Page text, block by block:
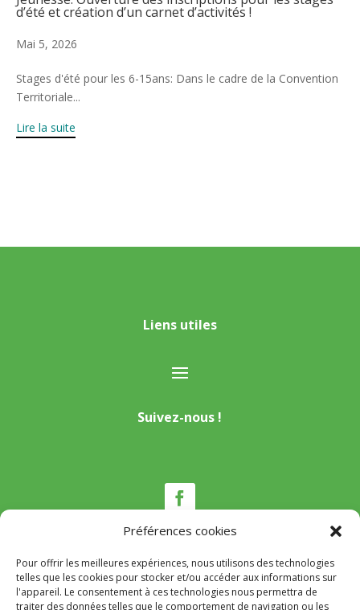
Préférences cookies
Pour offrir les meilleures expériences, nous utilisons des technologies
telles que les cookies pour stocker et/ou accéder aux informations sur
l'appareil. Le consentement à ces technologies nous permettra de
traiter des données telles que le comportement de navigation ou les
d’été et création d’un carnet d’activités !
Mai 5, 2026
Stages d'été pour les 6-15ans: Dans le cadre de la Convention
Territoriale...
Lire la suite
Liens utiles
Suivez-nous !
Nous contacter